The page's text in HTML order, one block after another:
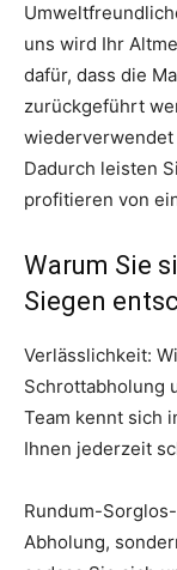
uns wird Ihr
dafür, dass die
zurückgeführt
Dadurch leisten
profitieren von
Warum Sie
Siegen
Verlässlichkeit:
Schrottabholung
Team kennt sich
Ihnen jederzeit
Rundum-
Abholung,